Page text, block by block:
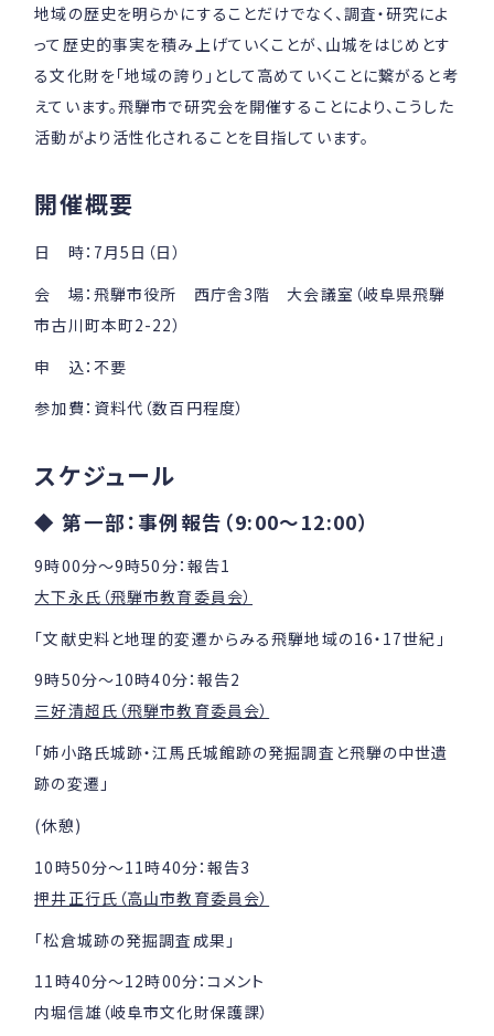
地域の歴史を明らかにすることだけでなく、調査・研究によ
って歴史的事実を積み上げていくことが、山城をはじめとす
る文化財を「地域の誇り」として高めていくことに繋がると考
えています。飛騨市で研究会を開催することにより、こうした
活動がより活性化されることを目指しています。
開催概要
日 時：7月5日（日）
会 場：飛騨市役所 西庁舎3階 大会議室（岐阜県飛騨
市古川町本町2-22）
申 込：不要
参加費：資料代（数百円程度）
スケジュール
◆ 第一部：事例報告（9:00～12:00）
9時00分～9時50分：報告1
大下永氏（飛騨市教育委員会）
「文献史料と地理的変遷からみる飛騨地域の16・17世紀」
9時50分～10時40分：報告2
三好清超氏（飛騨市教育委員会）
「姉小路氏城跡・江馬氏城館跡の発掘調査と飛騨の中世遺
跡の変遷」
(休憩)
10時50分～11時40分：報告3
押井正行氏（高山市教育委員会）
「松倉城跡の発掘調査成果」
11時40分～12時00分：コメント
内堀信雄（岐阜市文化財保護課）